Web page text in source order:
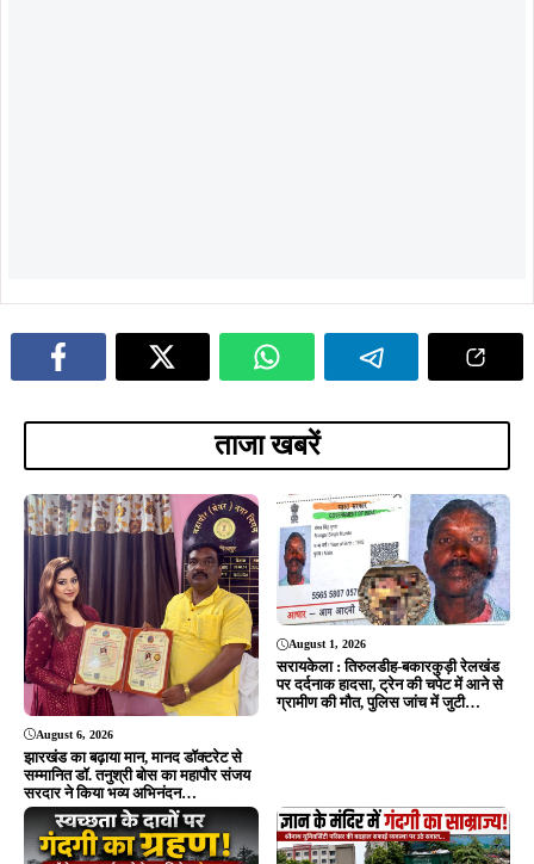
ताजा खबरें
August 6, 2026
झारखंड का बढ़ाया मान, मानद डॉक्टरेट से
सम्मानित डॉ. तनुश्री बोस का महापौर संजय
सरदार ने किया भव्य अभिनंदन…
August 1, 2026
सरायकेला : तिरुलडीह-बकारकुड़ी रेलखंड
पर दर्दनाक हादसा, ट्रेन की चपेट में आने से
ग्रामीण की मौत, पुलिस जांच में जुटी…